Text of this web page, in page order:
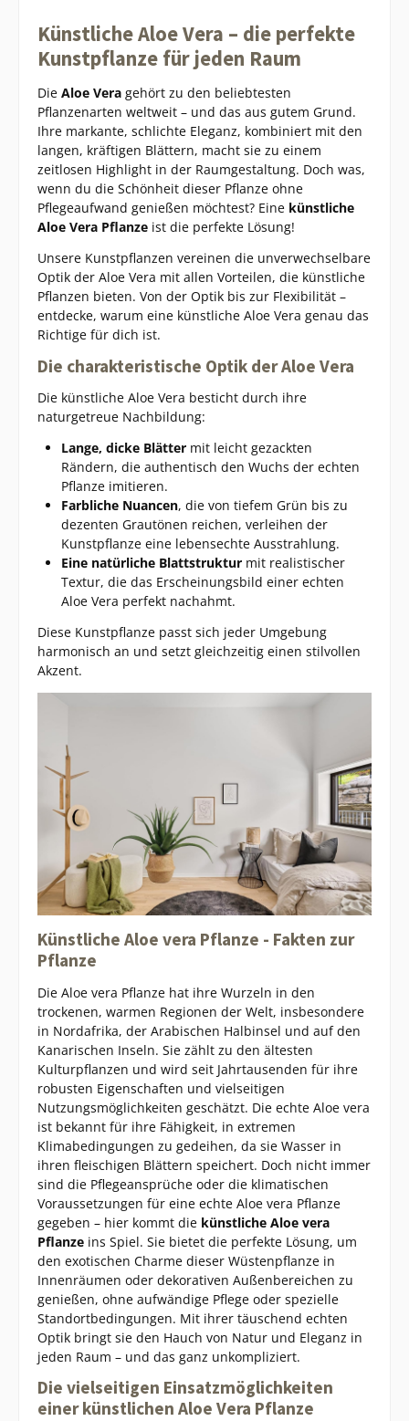
Künstliche Aloe Vera – die perfekte
Kunstpflanze für jeden Raum
Die Aloe Vera gehört zu den beliebtesten
Pflanzenarten weltweit – und das aus gutem Grund.
Ihre markante, schlichte Eleganz, kombiniert mit den
langen, kräftigen Blättern, macht sie zu einem
zeitlosen Highlight in der Raumgestaltung. Doch was,
wenn du die Schönheit dieser Pflanze ohne
Pflegeaufwand genießen möchtest? Eine künstliche
Aloe Vera Pflanze ist die perfekte Lösung!
Unsere Kunstpflanzen vereinen die unverwechselbare
Optik der Aloe Vera mit allen Vorteilen, die künstliche
Pflanzen bieten. Von der Optik bis zur Flexibilität –
entdecke, warum eine künstliche Aloe Vera genau das
Richtige für dich ist.
Die charakteristische Optik der Aloe Vera
Die künstliche Aloe Vera besticht durch ihre
naturgetreue Nachbildung:
Lange, dicke Blättermit leicht gezackten
Rändern, die authentisch den Wuchs der echten
Pflanze imitieren.
Farbliche Nuancen, die von tiefem Grün bis zu
dezenten Grautönen reichen, verleihen der
Kunstpflanze eine lebensechte Ausstrahlung.
Eine natürliche Blattstrukturmit realistischer
Textur, die das Erscheinungsbild einer echten
Aloe Vera perfekt nachahmt.
Diese Kunstpflanze passt sich jeder Umgebung
harmonisch an und setzt gleichzeitig einen stilvollen
Akzent.
Künstliche Aloe vera Pflanze - Fakten zur
Pflanze
Die Aloe vera Pflanze hat ihre Wurzeln in den
trockenen, warmen Regionen der Welt, insbesondere
in Nordafrika, der Arabischen Halbinsel und auf den
Kanarischen Inseln. Sie zählt zu den ältesten
Kulturpflanzen und wird seit Jahrtausenden für ihre
robusten Eigenschaften und vielseitigen
Nutzungsmöglichkeiten geschätzt. Die echte Aloe vera
ist bekannt für ihre Fähigkeit, in extremen
Klimabedingungen zu gedeihen, da sie Wasser in
ihren fleischigen Blättern speichert. Doch nicht immer
sind die Pflegeansprüche oder die klimatischen
Voraussetzungen für eine echte Aloe vera Pflanze
gegeben – hier kommt die künstliche Aloe vera
Pflanze ins Spiel. Sie bietet die perfekte Lösung, um
den exotischen Charme dieser Wüstenpflanze in
Innenräumen oder dekorativen Außenbereichen zu
genießen, ohne aufwändige Pflege oder spezielle
Standortbedingungen. Mit ihrer täuschend echten
Optik bringt sie den Hauch von Natur und Eleganz in
jeden Raum – und das ganz unkompliziert.
Die vielseitigen Einsatzmöglichkeiten
einer künstlichen Aloe Vera Pflanze